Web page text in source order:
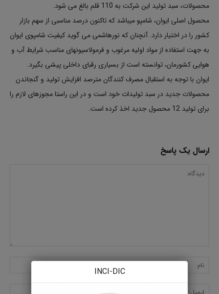
محصولات، سبد تولید این شرکت به 110 قلم بالغ می شود.
محصول اصلی ایوان، شامپو میباشد که تاکنون درصد مناسبی از سهم بازار
کشور را در اختیار دارد. آنچنان که نورهاشمی می گوید کیفیت شامپوی ایوان
به جهت استفاده از مواد اولیه مرغوب و فرمولاسیونهای مناسب شرایط آب و
هوایی کشورمان، توانسته است از بسیاری رقبای داخلی پیشی بگیرد.
ایوان با توجه به استقبال مصرف کنندگان مترصد افزایش تولید و گنجاندن
محصولات جدید در سبد تولیدات خود است و در این راستا مجوزهای لازم را
برای تولید 12 محصول جدید اخذ کرده است.
ارسال یک پاسخ
INCI-DIC